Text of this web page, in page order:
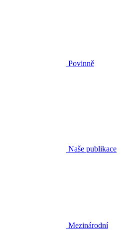
Povinně
Naše publikace
Mezinárodní